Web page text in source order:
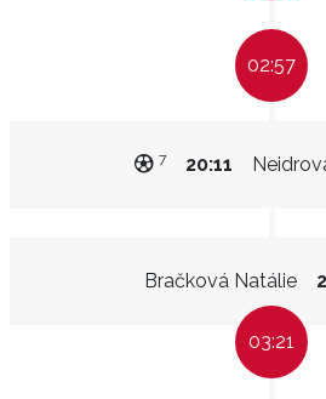
02:57
20:11
7
Bračková Natálie
03:21